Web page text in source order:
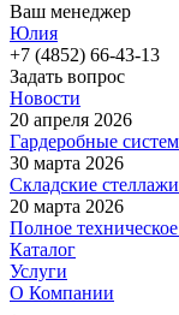
Ваш менеджер
Юлия
+7 (4852) 66-43-13
Задать вопрос
Новости
20 апреля 2026
Гардеробные
30 марта 2026
Складские
20 марта 2026
Полное
Каталог
Услуги
О Компании